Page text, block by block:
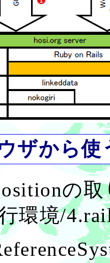
ザから
の
環境/